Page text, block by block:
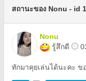
สถานะของ Nonu - id
Nonu
รู้สึกดี
ทักมาคุยเล่นได้นะคะ ข